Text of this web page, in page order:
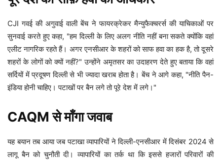
CJI गवई की अगुवाई वाली बेंच ने फायरक्रेकर मैन्युफैक्चरर्स की याचिकाओं पर
सुनवाई करते हुए कहा, "हम दिल्ली के लिए अलग नीति नहीं बना सकते क्योंकि वहां
एलीट नागरिक रहते हैं। अगर एनसीआर के शहरों को साफ हवा का हक है, तो दूसरे
शहरों के लोगों को क्यों नहीं?" उन्होंने अमृतसर का उदाहरण देते हुए बताया कि वहां
सर्दियों में प्रदूषण दिल्ली से भी ज्यादा खराब होता है। बेंच ने आगे कहा, "नीति पैन-
इंडिया होनी चाहिए। पटाखों पर बैन लगे तो पूरे देश में लगे।"
CAQM से माँगा जवाब
यह बयान तब आया जब पटाखा व्यापारियों ने दिल्ली-एनसीआर में दिसंबर 2024 से
लागू बैन को चुनौती दी। व्यापारियों का तर्क था कि इससे हजारों परिवारों की